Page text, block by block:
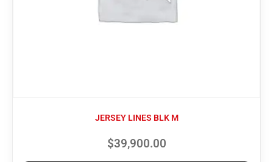
JERSEY LINES BLK M
$39,900.00